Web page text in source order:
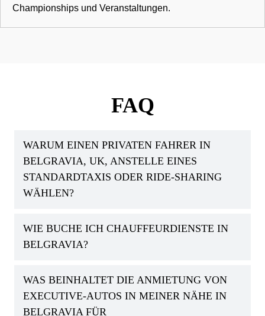
Championships und Veranstaltungen.
FAQ
WARUM EINEN PRIVATEN FAHRER IN
BELGRAVIA, UK, ANSTELLE EINES
STANDARDTAXIS ODER RIDE-SHARING
WÄHLEN?
WIE BUCHE ICH CHAUFFEURDIENSTE IN
BELGRAVIA?
WAS BEINHALTET DIE ANMIETUNG VON
EXECUTIVE-AUTOS IN MEINER NÄHE IN
BELGRAVIA FÜR